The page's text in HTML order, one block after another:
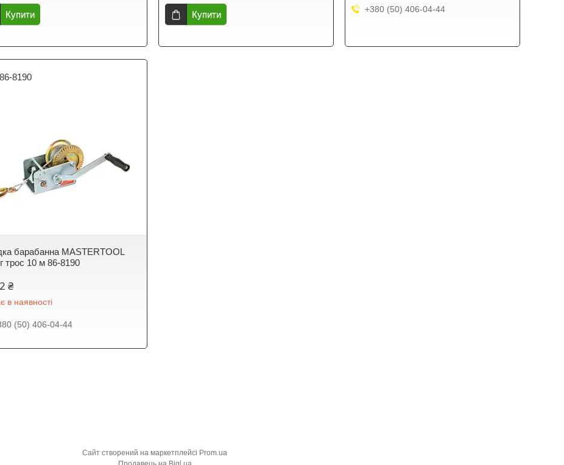
Купити Купити +380 (50) 406-04-44
86-8190
барабанна MASTERTOOL
трос 10 м 86-8190
₴
в наявності
(50) 406-04-44
Сайт створений на маркетплейсі Prom.ua